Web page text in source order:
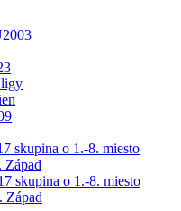
skupina o 1.-8. miesto
Západ
skupina o 1.-8. miesto
Západ